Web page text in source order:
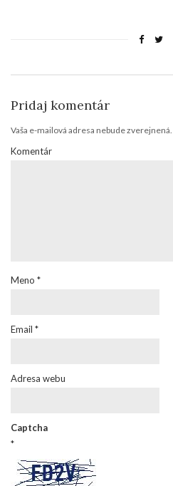
Pridaj komentár
Vaša e-mailová adresa nebude zverejnená.
Komentár
Meno *
Email *
Adresa webu
Captcha
*